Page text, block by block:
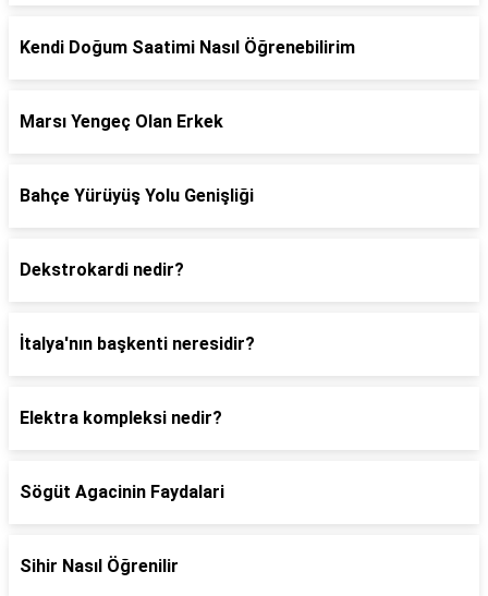
Kendi Doğum Saatimi Nasıl Öğrenebilirim
Marsı Yengeç Olan Erkek
Bahçe Yürüyüş Yolu Genişliği
Dekstrokardi nedir?
İtalya'nın başkenti neresidir?
Elektra kompleksi nedir?
Sögüt Agacinin Faydalari
Sihir Nasıl Öğrenilir